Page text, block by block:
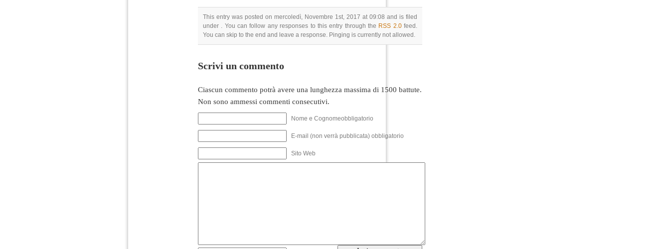
This entry was posted on mercoledì, Novembre 1st, 2017 at 09:08 and is filed
under . You can follow any responses to this entry through the RSS 2.0feed.
You can skip to the end and leave a response. Pinging is currently not allowed.
Scrivi un commento
Ciascun commento potrà avere una lunghezza massima di 1500 battute.
Non sono ammessi commenti consecutivi.
Nome e Cognomeobbligatorio
E-mail (non verrà pubblicata) obbligatorio
Sito Web